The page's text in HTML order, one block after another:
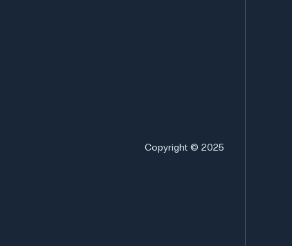
Copyright © 2025